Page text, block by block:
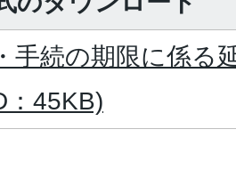
手続の期限に係る
：45KB)